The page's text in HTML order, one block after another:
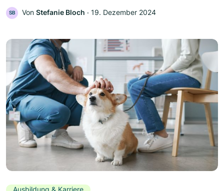
SB Von Stefanie Bloch ‧ 19. Dezember 2024